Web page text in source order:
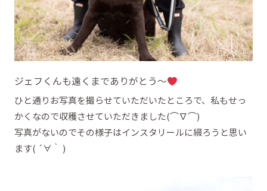
ジェフくんも遠くまでありがとう～
ひと通りお写真を撮らせていただいたところで、私もせっ
かくなので収穫させていただきました(⌒∇⌒)
写真がないのでその様子はインスタリールに綴ろうと思い
ます( ´∀｀ )